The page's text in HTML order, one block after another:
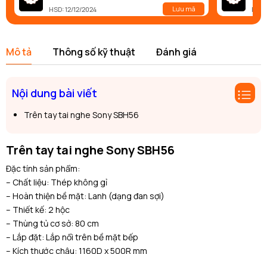
HSD: 12/12/2024 Lưu mã
Mô tả Thông số kỹ thuật Đánh giá
Nội dung bài viết
Trên tay tai nghe Sony SBH56
Trên tay tai nghe Sony SBH56
Đặc tính sản phẩm:
– Chất liệu: Thép không gỉ
– Hoàn thiện bề mặt: Lanh (dạng đan sợi)
– Thiết kế: 2 hộc
– Thùng tủ cơ sở: 80 cm
– Lắp đặt: Lắp nổi trên bề mặt bếp
– Kích thước chậu: 1160D x 500R mm